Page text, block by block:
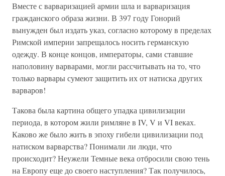
Вместе с варваризацией армии шла и варваризация
гражданского образа жизни. В 397 году Гонорий
вынужден был издать указ, согласно которому в пределах
Римской империи запрещалось носить германскую
одежду. В конце концов, императоры, сами ставшие
наполовину варварами, могли рассчитывать на то, что
только варвары сумеют защитить их от натиска других
варваров!
Такова была картина общего упадка цивилизации
периода, в котором жили римляне в IV, V и VI веках.
Каково же было жить в эпоху гибели цивилизации под
натиском варварства? Понимали ли люди, что
происходит? Неужели Темные века отбросили свою тень
на Европу еще до своего наступления? Так получилось,